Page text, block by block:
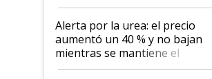
Alerta por la urea: el precio
aumentó un 40 % y no bajan
mientras se mantiene el
conflicto en Medio Oriente